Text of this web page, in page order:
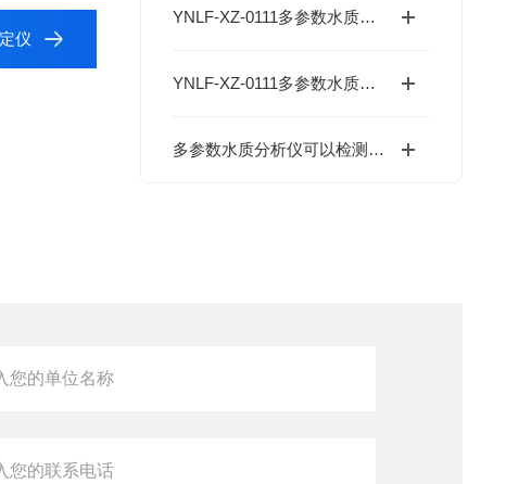
YNLF-XZ-0111多参数水质分析仪特点有哪些？
YNLF-XZ-0111多参数水质分析仪校准方法
多参数水质分析仪可以检测哪些参数？
仪